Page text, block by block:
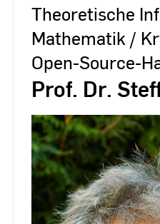
Theoretische
Mathematik /
Open-Source-
Prof. Dr.